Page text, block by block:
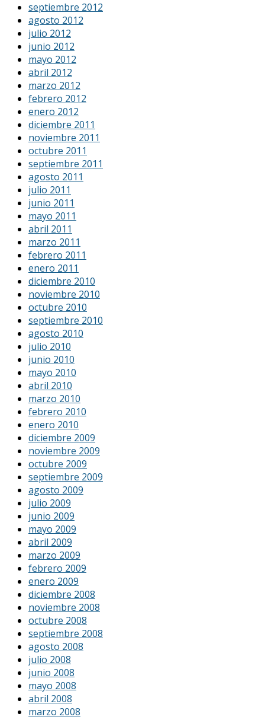
septiembre 2012
agosto 2012
julio 2012
junio 2012
mayo 2012
abril 2012
marzo 2012
febrero 2012
enero 2012
diciembre 2011
noviembre 2011
octubre 2011
septiembre 2011
agosto 2011
julio 2011
junio 2011
mayo 2011
abril 2011
marzo 2011
febrero 2011
enero 2011
diciembre 2010
noviembre 2010
octubre 2010
septiembre 2010
agosto 2010
julio 2010
junio 2010
mayo 2010
abril 2010
marzo 2010
febrero 2010
enero 2010
diciembre 2009
noviembre 2009
octubre 2009
septiembre 2009
agosto 2009
julio 2009
junio 2009
mayo 2009
abril 2009
marzo 2009
febrero 2009
enero 2009
diciembre 2008
noviembre 2008
octubre 2008
septiembre 2008
agosto 2008
julio 2008
junio 2008
mayo 2008
abril 2008
marzo 2008